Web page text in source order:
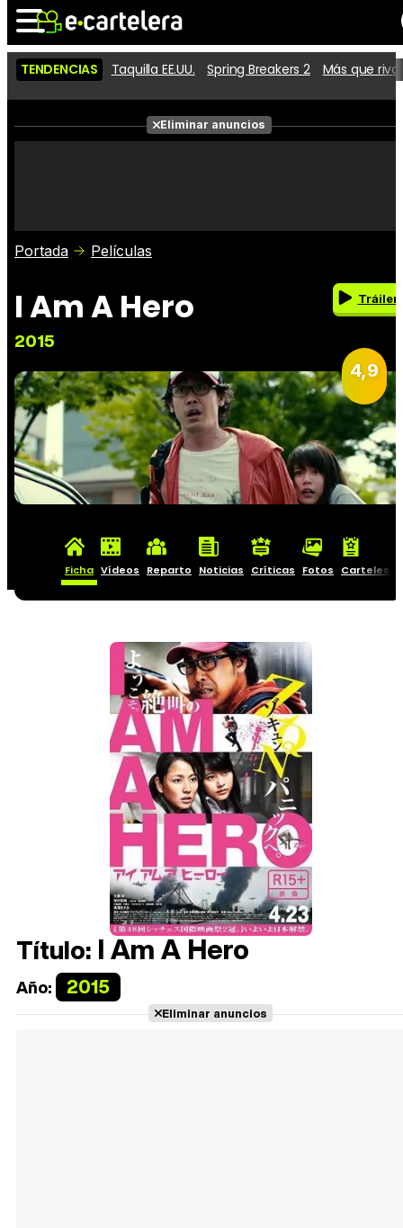
Noticias Cartelera
Películas
Críticas
TENDENCIAS Taquilla EE.UU. Spring Breakers 2 Más que
Eliminar anuncios
Portada Películas
I Am A Hero
2015
Tráiler
4,9
Ficha Vídeos Reparto Noticias Críticas Fotos Carteles
Título: I Am A Hero
Año: 2015
Eliminar anuncios